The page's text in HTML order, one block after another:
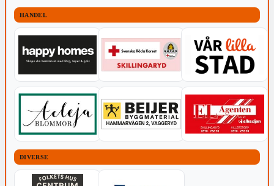
HANDEL
DIVERSE